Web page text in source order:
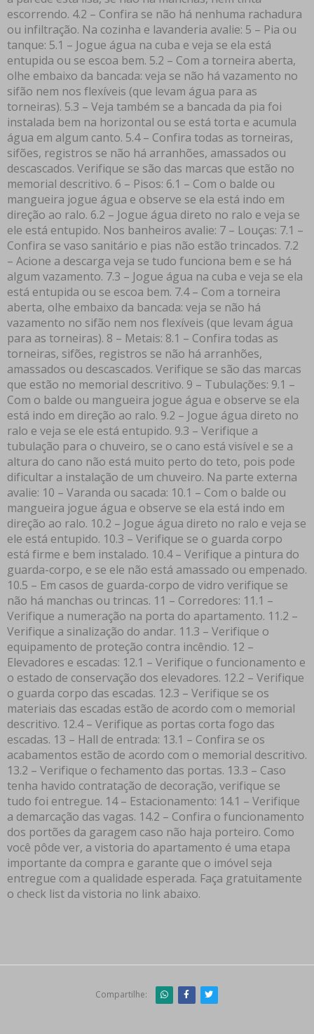
escorrendo. 4.2 – Confira se não há nenhuma rachadura
ou infiltração. Na cozinha e lavanderia avalie: 5 – Pia ou
tanque: 5.1 – Jogue água na cuba e veja se ela está
entupida ou se escoa bem. 5.2 – Com a torneira aberta,
olhe embaixo da bancada: veja se não há vazamento no
sifão nem nos flexíveis (que levam água para as
torneiras). 5.3 – Veja também se a bancada da pia foi
instalada bem na horizontal ou se está torta e acumula
água em algum canto. 5.4 – Confira todas as torneiras,
sifões, registros se não há arranhões, amassados ou
descascados. Verifique se são das marcas que estão no
memorial descritivo. 6 – Pisos: 6.1 – Com o balde ou
mangueira jogue água e observe se ela está indo em
direção ao ralo. 6.2 – Jogue água direto no ralo e veja se
ele está entupido. Nos banheiros avalie: 7 – Louças: 7.1 –
Confira se vaso sanitário e pias não estão trincados. 7.2
– Acione a descarga veja se tudo funciona bem e se há
algum vazamento. 7.3 – Jogue água na cuba e veja se ela
está entupida ou se escoa bem. 7.4 – Com a torneira
aberta, olhe embaixo da bancada: veja se não há
vazamento no sifão nem nos flexíveis (que levam água
para as torneiras). 8 – Metais: 8.1 – Confira todas as
torneiras, sifões, registros se não há arranhões,
amassados ou descascados. Verifique se são das marcas
que estão no memorial descritivo. 9 – Tubulações: 9.1 –
Com o balde ou mangueira jogue água e observe se ela
está indo em direção ao ralo. 9.2 – Jogue água direto no
ralo e veja se ele está entupido. 9.3 – Verifique a
tubulação para o chuveiro, se o cano está visível e se a
altura do cano não está muito perto do teto, pois pode
dificultar a instalação de um chuveiro. Na parte externa
avalie: 10 – Varanda ou sacada: 10.1 – Com o balde ou
mangueira jogue água e observe se ela está indo em
direção ao ralo. 10.2 – Jogue água direto no ralo e veja se
ele está entupido. 10.3 – Verifique se o guarda corpo
está firme e bem instalado. 10.4 – Verifique a pintura do
guarda-corpo, e se ele não está amassado ou empenado.
10.5 – Em casos de guarda-corpo de vidro verifique se
não há manchas ou trincas. 11 – Corredores: 11.1 –
Verifique a numeração na porta do apartamento. 11.2 –
Verifique a sinalização do andar. 11.3 – Verifique o
equipamento de proteção contra incêndio. 12 –
Elevadores e escadas: 12.1 – Verifique o funcionamento e
o estado de conservação dos elevadores. 12.2 – Verifique
o guarda corpo das escadas. 12.3 – Verifique se os
materiais das escadas estão de acordo com o memorial
descritivo. 12.4 – Verifique as portas corta fogo das
escadas. 13 – Hall de entrada: 13.1 – Confira se os
acabamentos estão de acordo com o memorial descritivo.
13.2 – Verifique o fechamento das portas. 13.3 – Caso
tenha havido contratação de decoração, verifique se
tudo foi entregue. 14 – Estacionamento: 14.1 – Verifique
a demarcação das vagas. 14.2 – Confira o funcionamento
dos portões da garagem caso não haja porteiro. Como
você pôde ver, a vistoria do apartamento é uma etapa
importante da compra e garante que o imóvel seja
entregue com a qualidade esperada. Faça gratuitamente
o check list da vistoria no link abaixo.
Compartilhe: